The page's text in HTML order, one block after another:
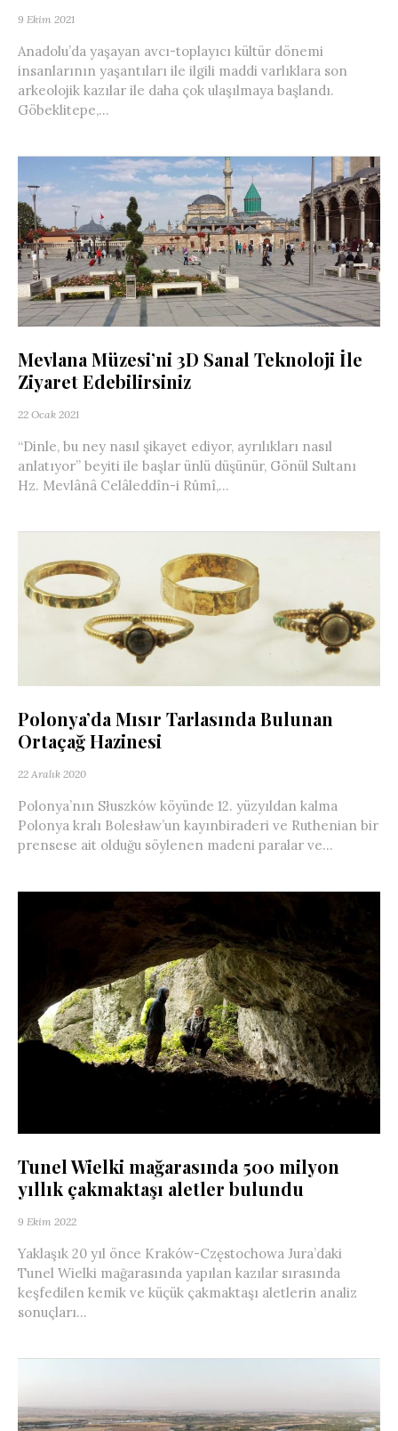
9 Ekim 2021
Anadolu’da yaşayan avcı-toplayıcı kültür dönemi
insanlarının yaşantıları ile ilgili maddi varlıklara son
arkeolojik kazılar ile daha çok ulaşılmaya başlandı.
Göbeklitepe,...
Mevlana Müzesi’ni 3D Sanal Teknoloji İle
Ziyaret Edebilirsiniz
22 Ocak 2021
“Dinle, bu ney nasıl şikayet ediyor, ayrılıkları nasıl
anlatıyor” beyiti ile başlar ünlü düşünür, Gönül Sultanı
Hz. Mevlânâ Celâleddîn-i Rûmî,...
Polonya’da Mısır Tarlasında Bulunan
Ortaçağ Hazinesi
22 Aralık 2020
Polonya’nın Słuszków köyünde 12. yüzyıldan kalma
Polonya kralı Bolesław’un kayınbiraderi ve Ruthenian bir
prensese ait olduğu söylenen madeni paralar ve...
Tunel Wielki mağarasında 500 milyon
yıllık çakmaktaşı aletler bulundu
9 Ekim 2022
Yaklaşık 20 yıl önce Kraków-Częstochowa Jura’daki
Tunel Wielki mağarasında yapılan kazılar sırasında
keşfedilen kemik ve küçük çakmaktaşı aletlerin analiz
sonuçları...